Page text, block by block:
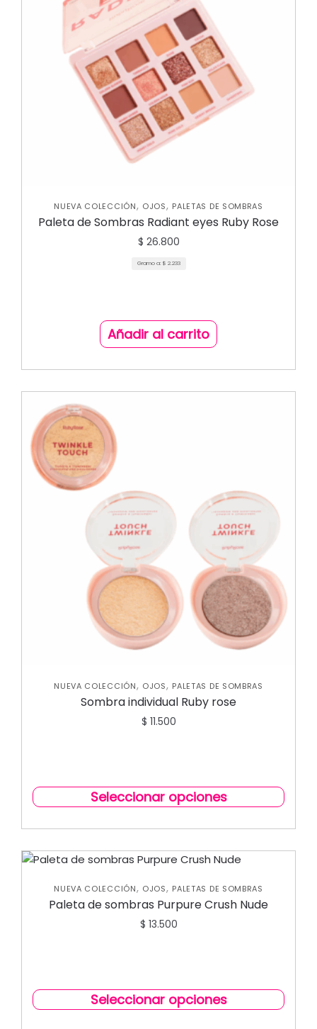
NUEVA COLECCIÓN, OJOS, PALETAS DE SOMBRAS
Paleta de Sombras Radiant eyes Ruby Rose
$ 26.800
Gramo a: $ 2.233
Añadir al carrito
NUEVA COLECCIÓN, OJOS, PALETAS DE SOMBRAS
Sombra individual Ruby rose
$ 11.500
Seleccionar opciones
NUEVA COLECCIÓN, OJOS, PALETAS DE SOMBRAS
Paleta de sombras Purpure Crush Nude
$ 13.500
Seleccionar opciones